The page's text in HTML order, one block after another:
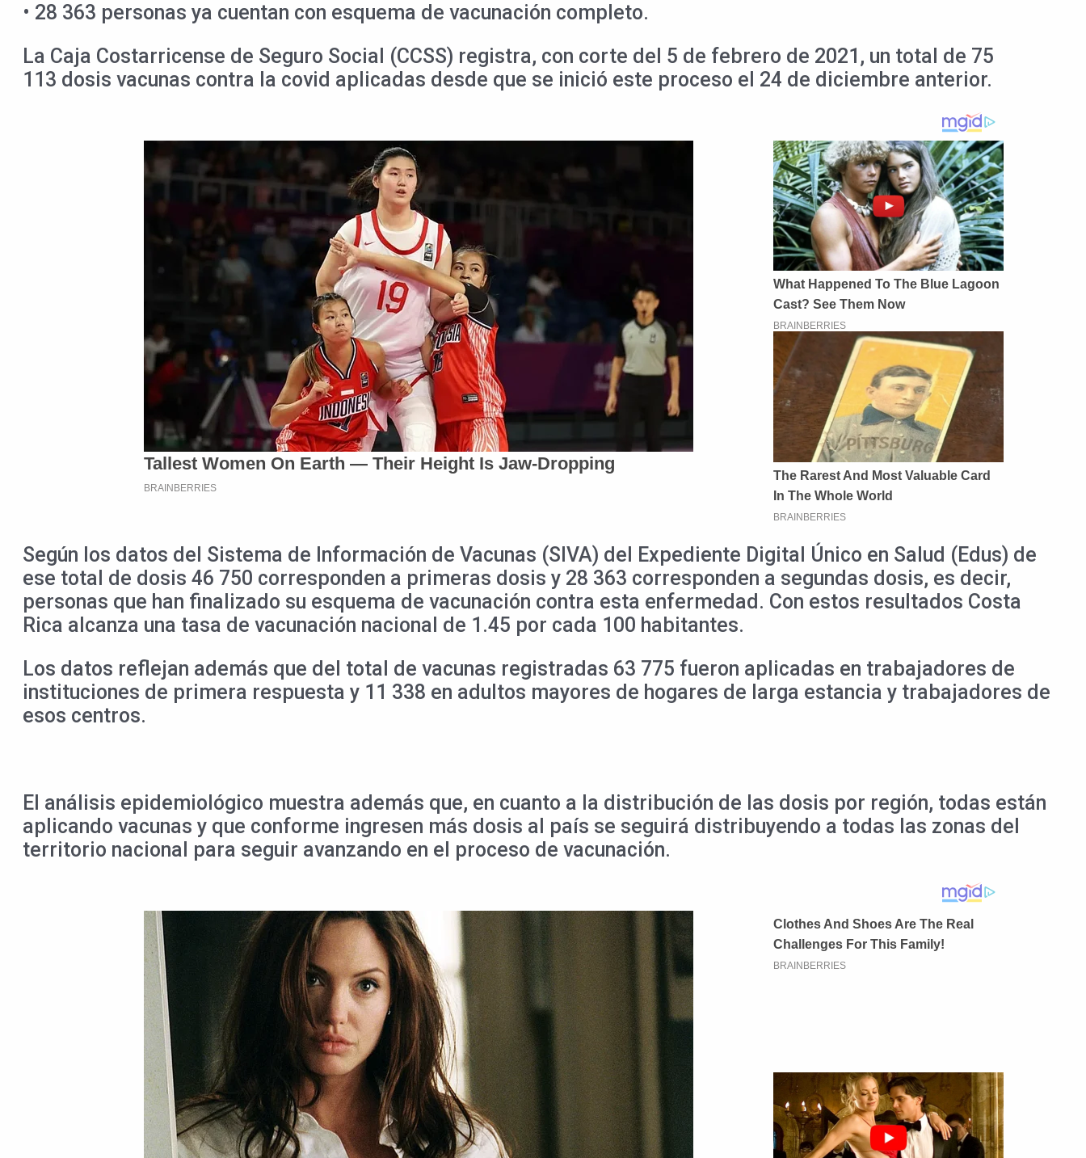
• 28 363 personas ya cuentan con esquema de vacunación completo.
La Caja Costarricense de Seguro Social (CCSS) registra, con corte del 5 de febrero de 2021, un total de 75
113 dosis vacunas contra la covid aplicadas desde que se inició este proceso el 24 de diciembre anterior.
Según los datos del Sistema de Información de Vacunas (SIVA) del Expediente Digital Único en Salud (Edus) de
ese total de dosis 46 750 corresponden a primeras dosis y 28 363 corresponden a segundas dosis, es decir,
personas que han finalizado su esquema de vacunación contra esta enfermedad. Con estos resultados Costa
Rica alcanza una tasa de vacunación nacional de 1.45 por cada 100 habitantes.
Los datos reflejan además que del total de vacunas registradas 63 775 fueron aplicadas en trabajadores de
instituciones de primera respuesta y 11 338 en adultos mayores de hogares de larga estancia y trabajadores de
esos centros.
El análisis epidemiológico muestra además que, en cuanto a la distribución de las dosis por región, todas están
aplicando vacunas y que conforme ingresen más dosis al país se seguirá distribuyendo a todas las zonas del
territorio nacional para seguir avanzando en el proceso de vacunación.